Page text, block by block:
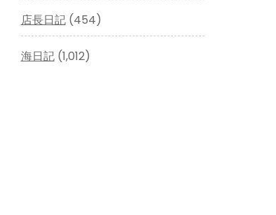
店長日記(454)
海日記(1,012)